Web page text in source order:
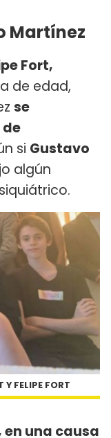
Martínez
Fort,
de edad,
se
si Gustavo
algún
FELIPE FORT
en una causa